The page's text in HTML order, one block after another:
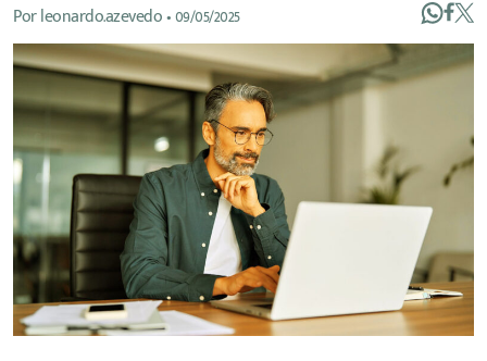
Porleonardo.azevedo•09/05/2025